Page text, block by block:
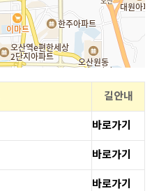
길안내
바로가기
바로가기
바로가기